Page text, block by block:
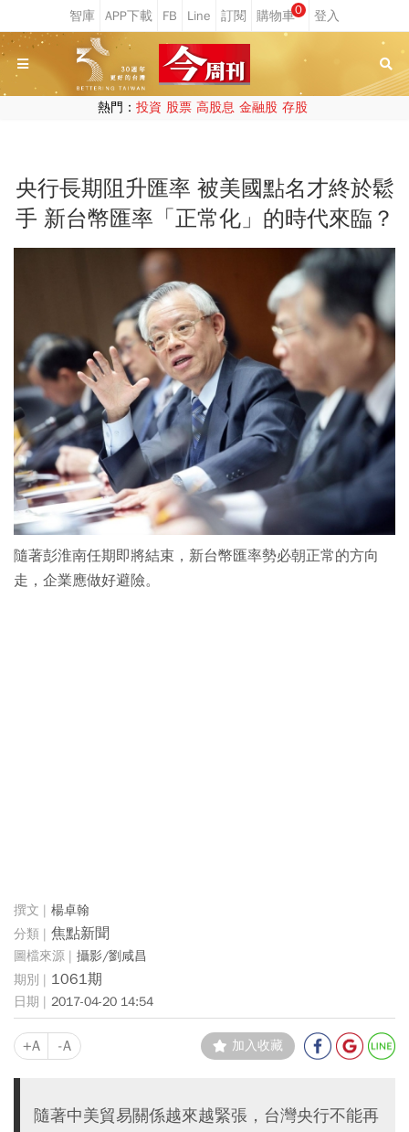
0
熱門： 投資 股票 高股息 金融股 存股
央行長期阻升匯率 被美國點名才終於鬆
手 新台幣匯率「正常化」的時代來臨？
隨著彭淮南任期即將結束，新台幣匯率勢必朝正常的方向
走，企業應做好避險。
楊卓翰
焦點新聞
攝影/劉咸昌
1061期
2017-04-20 14:54
+A -A 加入收藏
隨著中美貿易關係越來越緊張，台灣央行不能再